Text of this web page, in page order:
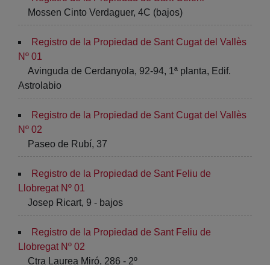
Mossen Cinto Verdaguer, 4C (bajos)
Registro de la Propiedad de Sant Cugat del Vallès
Nº 01
Avinguda de Cerdanyola, 92-94, 1ª planta, Edif.
Astrolabio
Registro de la Propiedad de Sant Cugat del Vallès
Nº 02
Paseo de Rubí, 37
Registro de la Propiedad de Sant Feliu de
Llobregat Nº 01
Josep Ricart, 9 - bajos
Registro de la Propiedad de Sant Feliu de
Llobregat Nº 02
Ctra Laurea Miró, 286 - 2º